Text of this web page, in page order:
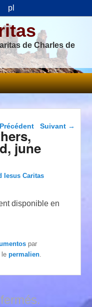
pl
de Charles de
Navigation dans les
Précédent Suivant →
june
Iesus Caritas
disponible en
par
lepermalien